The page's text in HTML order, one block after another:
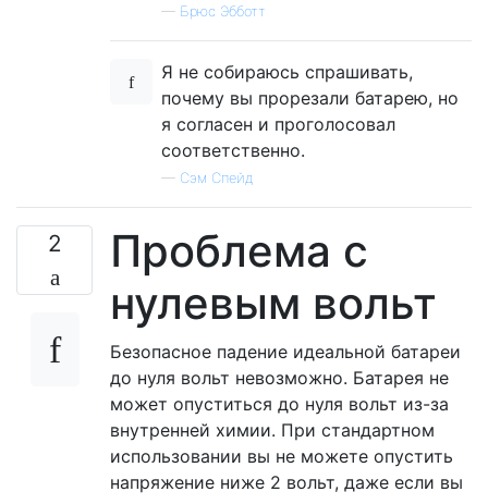
— Брюс Эбботт
Я не собираюсь спрашивать,
почему вы прорезали батарею, но
я согласен и проголосовал
соответственно.
— Сэм Спейд
2
Проблема с
нулевым вольт
Безопасное падение идеальной батареи
до нуля вольт невозможно. Батарея не
может опуститься до нуля вольт из-за
внутренней химии. При стандартном
использовании вы не можете опустить
напряжение ниже 2 вольт, даже если вы